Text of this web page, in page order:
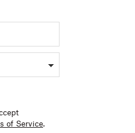
of Service.